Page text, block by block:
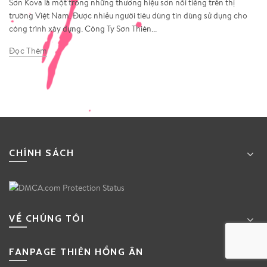
Sơn Kova là một trong những thương hiệu sơn nổi tiếng trên thị
trường Việt Nam. Được nhiều người tiêu dùng tin dùng sử dụng cho
công trình xây dựng. Công Ty Sơn Thiên...
Đọc Thêm
CHÍNH SÁCH
VỀ CHÚNG TÔI
FANPAGE THIÊN HỒNG ÂN